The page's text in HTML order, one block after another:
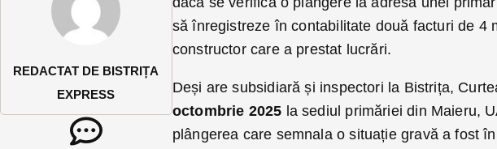
REDACTAT DE BISTRIȚA
EXPRESS
să înregistreze în contabilitate două facturi de 4
constructor care a prestat lucrări.
Deși are subsidiară și inspectori la Bistrița,
octombrie 2025 la sediul primăriei din Maieru,
plângerea care semnala o situație gravă a fost